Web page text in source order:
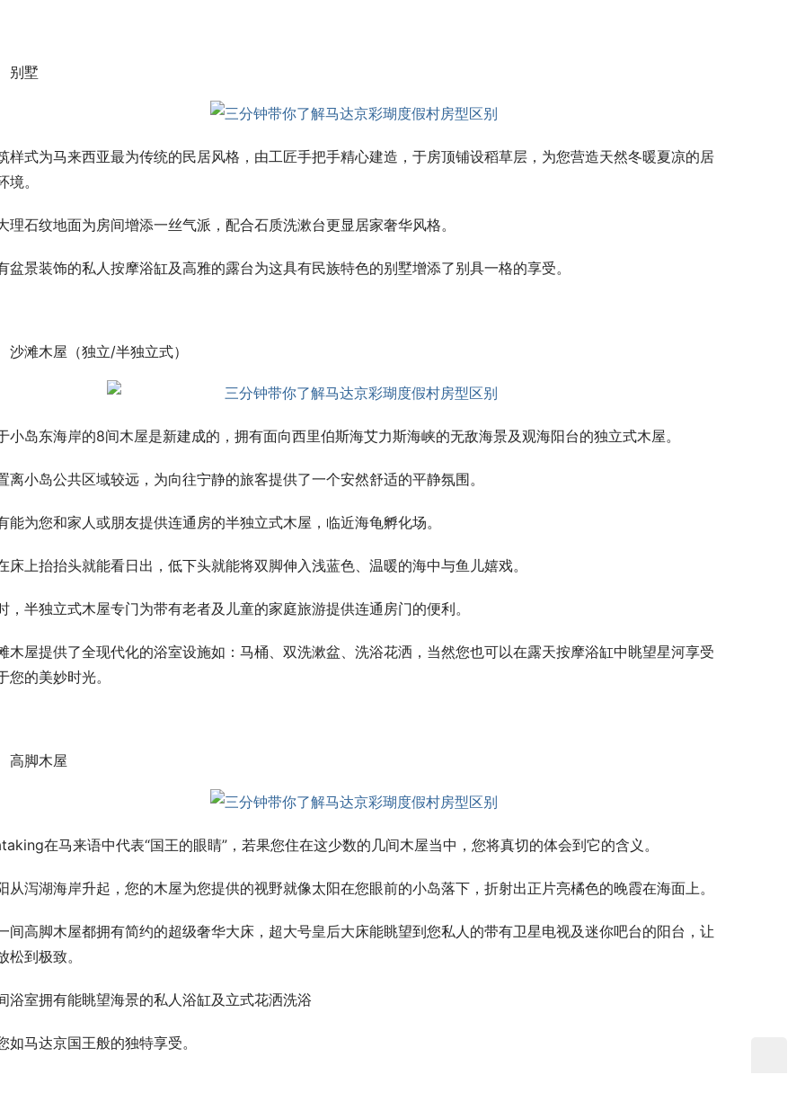
别墅
样式为马来西亚最为传统的民居风格，由工匠手把手精心建造，于房顶铺设稻草层，为您营造天然冬暖夏凉的居
境。
理石纹地面为房间增添一丝气派，配合石质洗漱台更显居家奢华风格。
盆景装饰的私人按摩浴缸及高雅的露台为这具有民族特色的别墅增添了别具一格的享受。
沙滩木屋（独立/半独立式）
小岛东海岸的8间木屋是新建成的，拥有面向西里伯斯海艾力斯海峡的无敌海景及观海阳台的独立式木屋。
离小岛公共区域较远，为向往宁静的旅客提供了一个安然舒适的平静氛围。
能为您和家人或朋友提供连通房的半独立式木屋，临近海龟孵化场。
床上抬抬头就能看日出，低下头就能将双脚伸入浅蓝色、温暖的海中与鱼儿嬉戏。
，半独立式木屋专门为带有老者及儿童的家庭旅游提供连通房门的便利。
木屋提供了全现代化的浴室设施如：马桶、双洗漱盆、洗浴花洒，当然您也可以在露天按摩浴缸中眺望星河享受
您的美妙时光。
高脚木屋
在马来语中代表“国王的眼睛”，若果您住在这少数的几间木屋当中，您将真切的体会到它的含义。
从泻湖海岸升起，您的木屋为您提供的视野就像太阳在您眼前的小岛落下，折射出正片亮橘色的晚霞在海面上。
间高脚木屋都拥有简约的超级奢华大床，超大号皇后大床能眺望到您私人的带有卫星电视及迷你吧台的阳台，让
松到极致。
浴室拥有能眺望海景的私人浴缸及立式花洒洗浴
如马达京国王般的独特享受。